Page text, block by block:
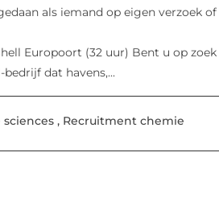
als iemand op eigen verzoek
Europoort (32 uur) Bent u op zoek
dat havens,...
, Recruitment chemie